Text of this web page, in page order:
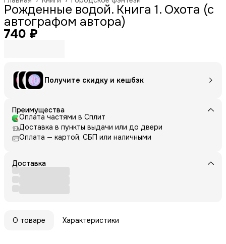
Рожденные водой. Книга 1. Охота (с
автографом автора)
740 ₽
Получите скидку и кешбэк
Преимущества
Оплата частями в Сплит
Доставка в пункты выдачи или до двери
Оплата — картой, СБП или наличными
Доставка
О товаре Характеристики